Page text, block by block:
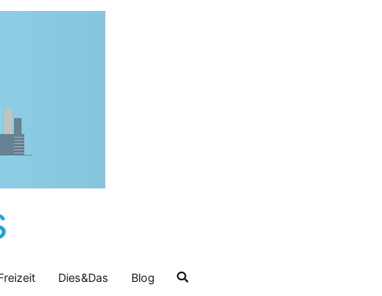
Dies&Das Blog